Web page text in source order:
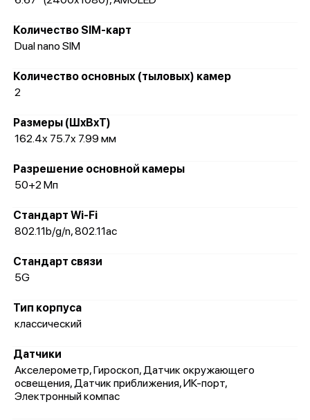
Количество SIM-карт
Dual nano SIM
Количество основных (тыловых) камер
2
Размеры (ШxВxТ)
162.4x 75.7x 7.99 мм
Разрешение основной камеры
50+2 Мп
Стандарт Wi-Fi
802.11b/g/n, 802.11ac
Стандарт связи
5G
Тип корпуса
классический
Датчики
Акселерометр, Гироскоп, Датчик окружающего
освещения, Датчик приближения, ИК-порт,
Электронный компас